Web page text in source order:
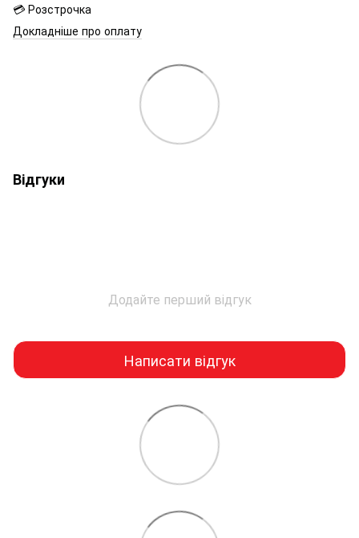
💳 Розстрочка
Докладніше про оплату
Відгуки
Додайте перший відгук
Написати відгук